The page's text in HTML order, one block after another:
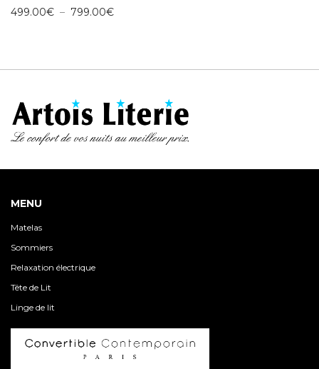
499.00€ – 799.00€Plage
à
MENU
Matelas
Sommiers
Relaxation électrique
Tête de Lit
Linge de lit